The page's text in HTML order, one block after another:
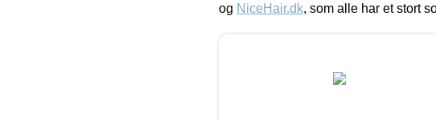
og NiceHair.dk, som alle har et stort